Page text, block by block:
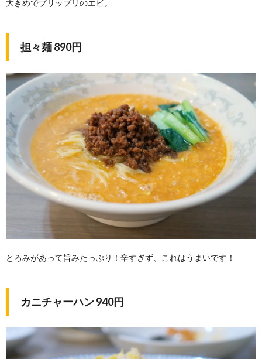
大きめでプリップリのエビ。
担々麺 890円
とろみがあって旨みたっぷり！辛すぎず、これはうまいです！
カニチャーハン 940円